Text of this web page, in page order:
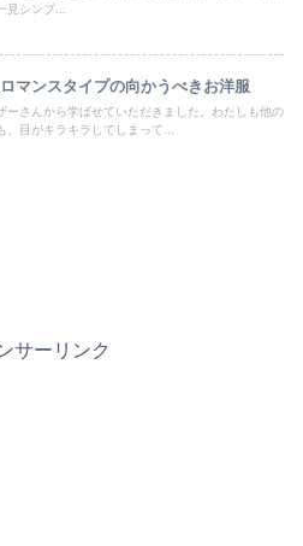
見シンプ...
マンスタイプの向かうべきお洋服
ーさんから学ばせていただきました。わたしも他の
、目がキラキラしてしまって...
サーリンク